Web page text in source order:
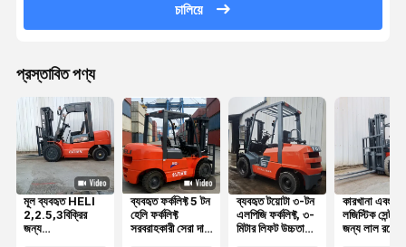
চালিয়ে
প্রস্তাবিত পণ্য
মূল ব্যবহৃত HELI
2,2.5,3বিক্রির
জন্য
ব্যবহৃত ফর্কলিফ্ট 5 টন
হেলি ফর্কলিফ্ট
সরবরাহকারী সেরা দাম
ব্যবহৃত টয়োটা ৩-টন
এলপিজি ফর্কলিফ্ট, ৩-
মিটার লিফট উচ্চতা
কারখানা এবং
লজিস্টিক
জন্য লাল রঙের